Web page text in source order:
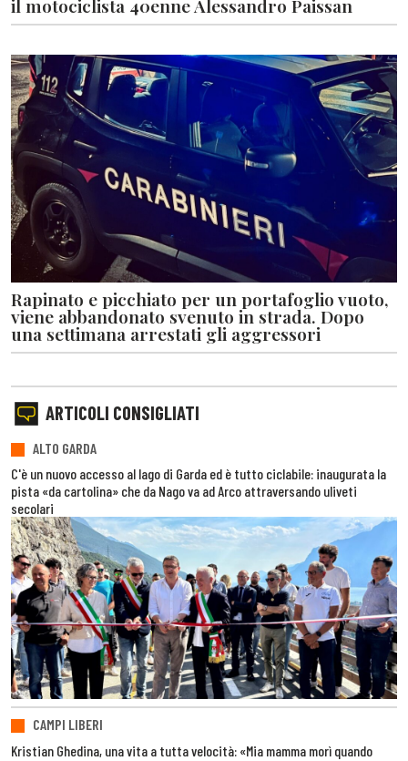
il motociclista 40enne Alessandro Paissan
Rapinato e picchiato per un portafoglio vuoto,
viene abbandonato svenuto in strada. Dopo
una settimana arrestati gli aggressori
ARTICOLI CONSIGLIATI
ALTO GARDA
C'è un nuovo accesso al lago di Garda ed è tutto ciclabile: inaugurata la
pista «da cartolina» che da Nago va ad Arco attraversando uliveti
secolari
CAMPI LIBERI
Kristian Ghedina, una vita a tutta velocità: «Mia mamma morì quando